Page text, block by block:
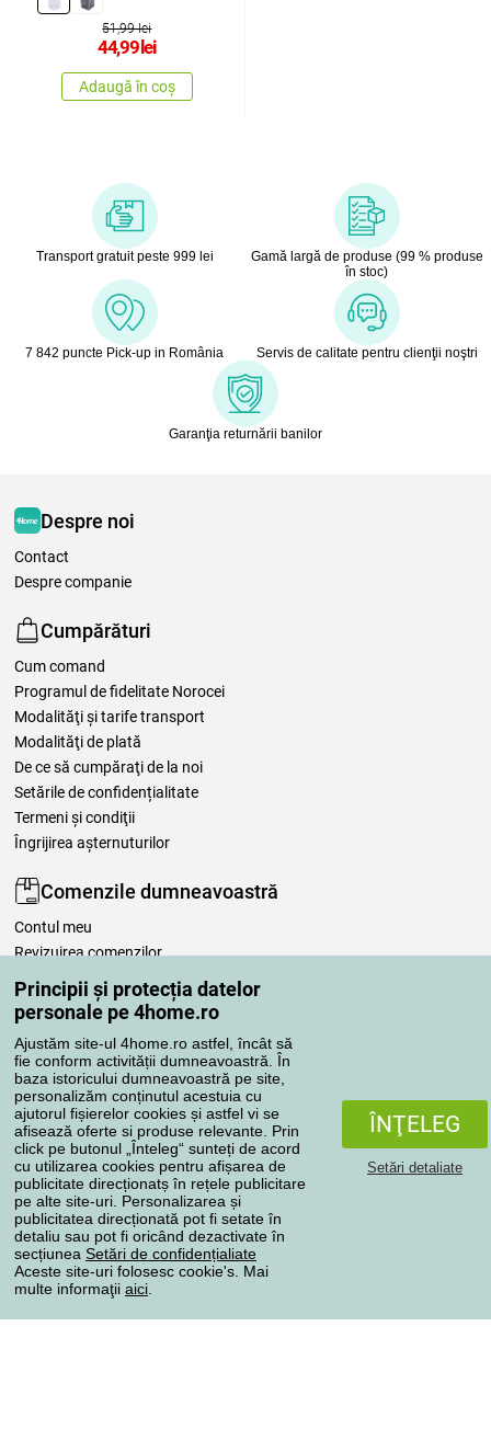
Principii și protecția datelor
personale pe 4home.ro
Ajustăm site-ul 4home.ro astfel, încât să
fie conform activității dumneavoastră. În
baza istoricului dumneavoastră pe site,
personalizăm conținutul acestuia cu
ajutorul fișierelor cookies și astfel vi se
afisează oferte si produse relevante. Prin
click pe butonul „Înteleg“ sunteți de acord
cu utilizarea cookies pentru afișarea de
publicitate direcționatș în rețele publicitare
pe alte site-uri. Personalizarea și
publicitatea direcționată pot fi setate în
detaliu sau pot fi oricând dezactivate în
secțiunea Setări de confidențialiate
Aceste site-uri folosesc cookie's. Mai
multe informaţii aici
ÎNŢELEG
Setări detaliate
51,99 lei
44,99lei
Adaugă în coș
Transport gratuit peste 999 lei
Gamă largă de produse (99 % produse
în stoc)
7 842 puncte Pick-up in România Servis de calitate pentru clienţii noştri
Garanţia returnării banilor
Despre noi
Contact
Despre companie
Cumpărături
Cum comand
Programul de fidelitate Norocei
Modalităţi şi tarife transport
Modalităţi de plată
De ce să cumpăraţi de la noi
Setările de confidențialitate
Termeni şi condiţii
Îngrijirea așternuturilor
Comenzile dumneavoastră
Contul meu
Revizuirea comenzilor
Reclamaţii
Retragere de la contract
Regulile de procesare a recenziilor
Metode de transport
Metode de plată
Magazin de încredere